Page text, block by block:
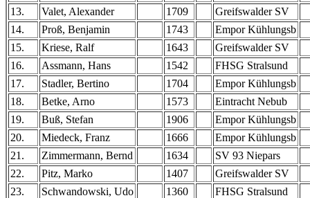
13.
Valet, Alexander 1709
Greifswalder SV
14.
Proß, Benjamin 1743
Empor Kühlungsb
15.
Kriese, Ralf 1643
Greifswalder SV
16.
Assmann, Hans 1542
FHSG Stralsund
17.
Stadler, Bertino 1704
Empor Kühlungsb
18.
Betke, Arno 1573
Eintracht Nebub
19.
Buß, Stefan 1906
Empor Kühlungsb
20.
Miedeck, Franz 1666
Empor Kühlungsb
21.
Zimmermann, Bernd 1634
SV 93 Niepars
22.
Pitz, Marko 1407
Greifswalder SV
23.
Schwandowski, Udo 1360
FHSG Stralsund